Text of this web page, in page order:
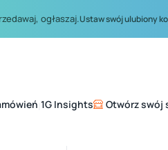
ogłaszaj.Ustaw swój ulubiony
1G Insights Otwórz swój